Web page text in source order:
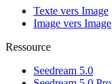
Texte vers Image
Image vers Image
Ressource
Seedream 5.0